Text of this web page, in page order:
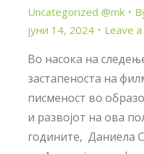
Uncategorized @mk
јуни 14, 2024
Leave
Во насока на
застапеноста на
писменост во
и развојот на ова
годините, Даниела